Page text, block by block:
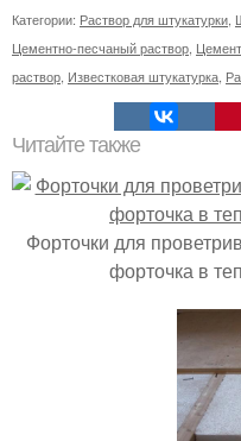
Категории: Раствор для штукатурки
Цементно-песчаный раствор
раствор Известковая штукатурка
Читайте также
Форточки для
форточка в